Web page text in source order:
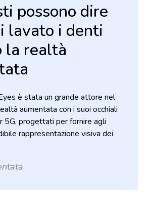
possono dire
lavato i denti
la realtà
è stata un grande attore nel
aumentata con i suoi occhiali
5G, progettati per fornire agli
rappresentazione visiva dei